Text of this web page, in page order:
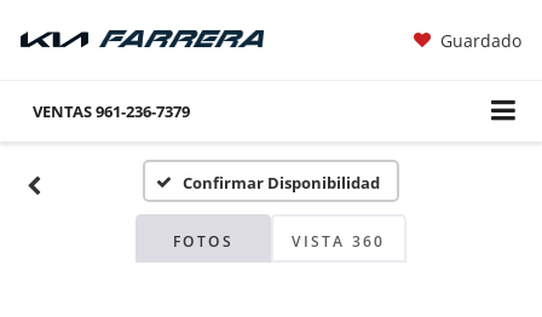
Guardado
VENTAS961-236-7379
Confirmar Disponibilidad
FOTOS VISTA 360
Fotos No
Disponibles
Por favor, revise luego